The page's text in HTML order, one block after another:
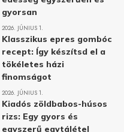
gyorsan
2026. JÚNIUS 1.
Klasszikus epres gombóc
recept: Így készítsd el a
tökéletes házi
finomságot
2026. JÚNIUS 1.
Kiadós zöldbabos-húsos
rizs: Egy gyors és
egyszerű egytálétel